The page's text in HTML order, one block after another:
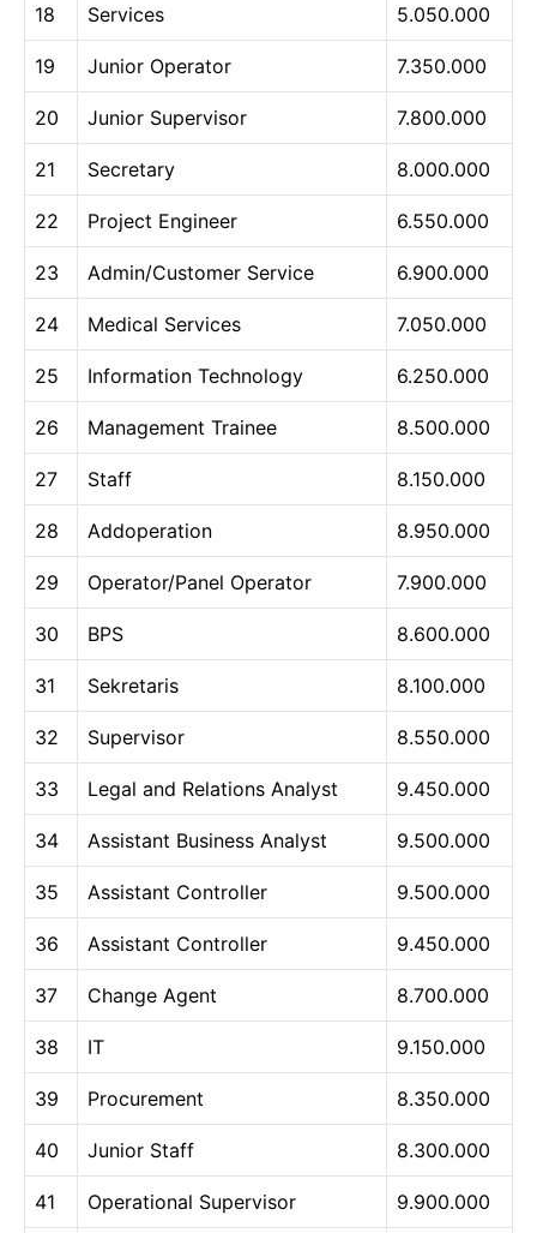
18 Services 5.050.000
19 Junior Operator 7.350.000
20 Junior Supervisor 7.800.000
21 Secretary 8.000.000
22 Project Engineer 6.550.000
23 Admin/Customer Service 6.900.000
24 Medical Services 7.050.000
25 Information Technology 6.250.000
26 Management Trainee 8.500.000
27 Staff 8.150.000
28 Addoperation 8.950.000
29 Operator/Panel Operator 7.900.000
30 BPS 8.600.000
31 Sekretaris 8.100.000
32 Supervisor 8.550.000
33 Legal and Relations Analyst 9.450.000
34 Assistant Business Analyst 9.500.000
35 Assistant Controller 9.500.000
36 Assistant Controller 9.450.000
37 Change Agent 8.700.000
38 IT 9.150.000
39 Procurement 8.350.000
40 Junior Staff 8.300.000
41 Operational Supervisor 9.900.000